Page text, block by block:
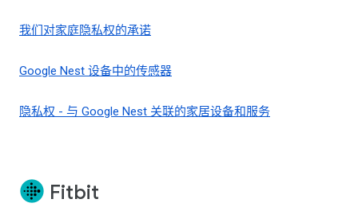
我们对家庭隐私权的承诺
Google Nest 设备中的传感器
隐私权 - 与 Google Nest 关联的家居设备和服务
Fitbit